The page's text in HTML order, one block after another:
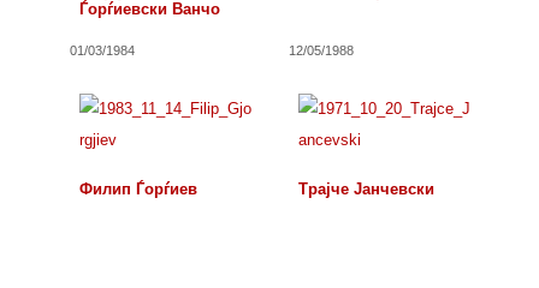
Ѓорѓиевски Ванчо
01/03/1984 12/05/1988
Филип Ѓорѓиев Трајче Јанчевски